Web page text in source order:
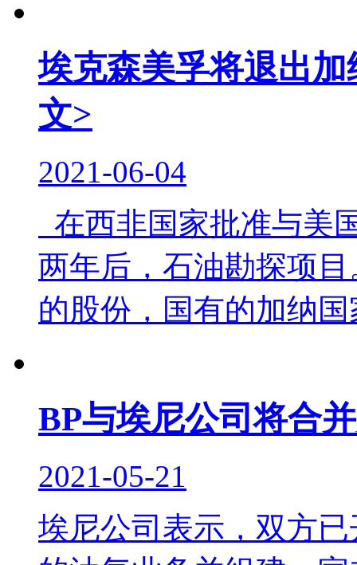
埃克森美孚将退出
文>
2021-06-04
在西非国家批准与美
两年后，石油勘探项
的股份，国有的加纳
BP与埃尼公司将合
2021-05-21
埃尼公司表示，双方